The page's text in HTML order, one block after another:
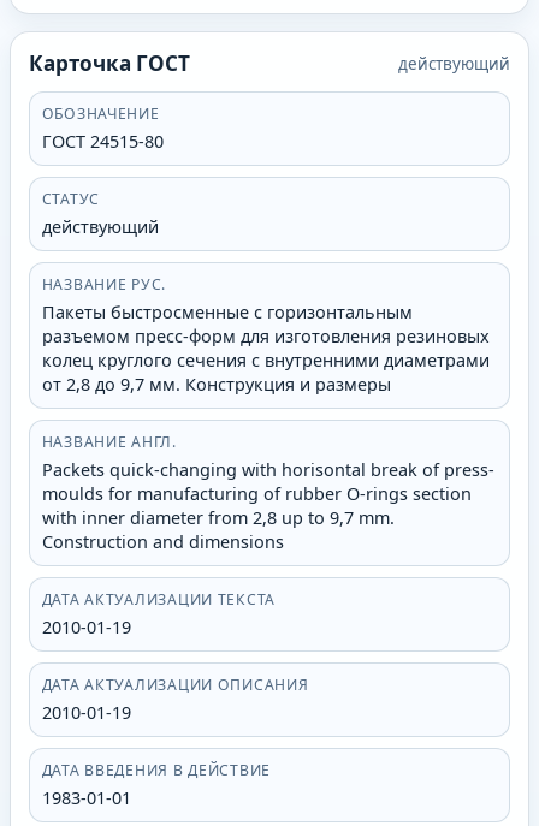
Карточка ГОСТ действующий
ОБОЗНАЧЕНИЕ
ГОСТ 24515-80
СТАТУС
действующий
НАЗВАНИЕ РУС.
Пакеты быстросменные с горизонтальным
разъемом пресс-форм для изготовления резиновых
колец круглого сечения с внутренними диаметрами
от 2,8 до 9,7 мм. Конструкция и размеры
НАЗВАНИЕ АНГЛ.
Packets quick-changing with horisontal break of press-
moulds for manufacturing of rubber O-rings section
with inner diameter from 2,8 up to 9,7 mm.
Construction and dimensions
ДАТА АКТУАЛИЗАЦИИ ТЕКСТА
2010-01-19
ДАТА АКТУАЛИЗАЦИИ ОПИСАНИЯ
2010-01-19
ДАТА ВВЕДЕНИЯ В ДЕЙСТВИЕ
1983-01-01